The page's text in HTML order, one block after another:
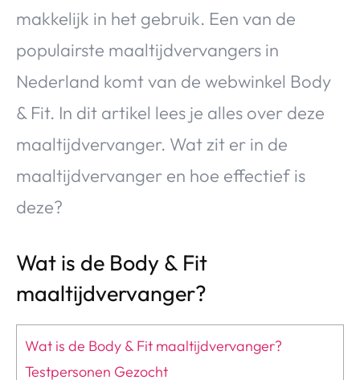
makkelijk in het gebruik. Een van de
populairste maaltijdvervangers in
Nederland komt van de webwinkel Body
& Fit. In dit artikel lees je alles over deze
maaltijdvervanger. Wat zit er in de
maaltijdvervanger en hoe effectief is
deze?
Wat is de Body & Fit
maaltijdvervanger?
Wat is de Body & Fit maaltijdvervanger?
Testpersonen Gezocht